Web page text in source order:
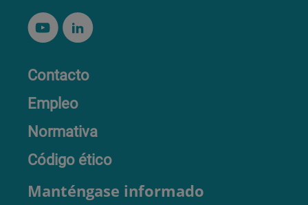
Contacto
Empleo
Normativa
Código ético
Manténgase informado